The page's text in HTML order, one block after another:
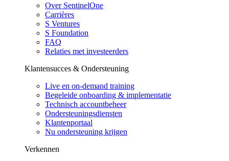
Over SentinelOne
Carrières
S Ventures
S Foundation
FAQ
Relaties met investeerders
Klantensucces & Ondersteuning
Live en on-demand training
Begeleide onboarding & implementatie
Technisch accountbeheer
Ondersteuningsdiensten
Klantenportaal
Nu ondersteuning krijgen
Verkennen